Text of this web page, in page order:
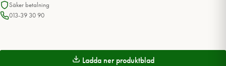
Säker betalning
013-39 30 90
Ladda ner produktblad